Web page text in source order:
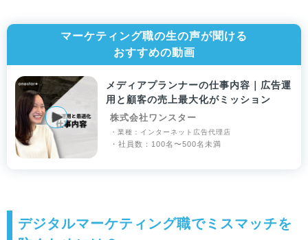
マーケティング職の生の声が聞ける
おすすめの動画
メディアプランナーの仕事内容｜広告運
用と顧客の売上最大化がミッション
株式会社ワンスター
・業種：インターネット広告代理店
・社員数：100名〜500名未満
デジタルマーケティング職でミスマッチを